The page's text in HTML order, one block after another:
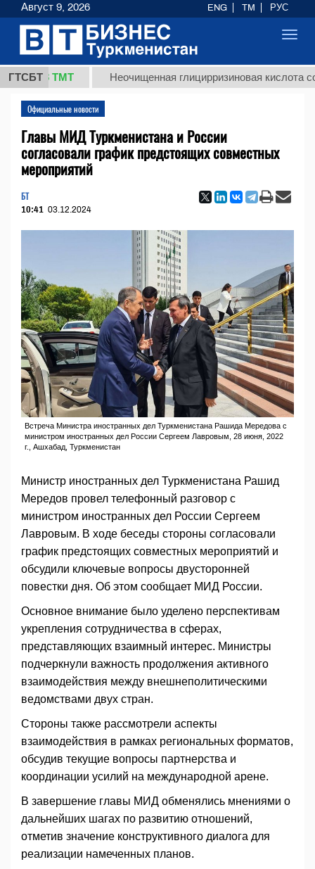
ГТСБТ
37,8 ТМТ Неочищенная глицирризиновая кислота
Официальные новости
Главы МИД Туркменистана и России
согласовали график предстоящих совместных
мероприятий
БТ
10:41 03.12.2024
Встреча Министра иностранных дел Туркменистана Рашида Мередова с
министром иностранных дел России Сергеем Лавровым, 28 июня, 2022
г., Ашхабад, Туркменистан
Министр иностранных дел Туркменистана Рашид
Мередов провел телефонный разговор с
министром иностранных дел России Сергеем
Лавровым. В ходе беседы стороны согласовали
график предстоящих совместных мероприятий и
обсудили ключевые вопросы двусторонней
повестки дня. Об этом сообщает МИД России.
Основное внимание было уделено перспективам
укрепления сотрудничества в сферах,
представляющих взаимный интерес. Министры
подчеркнули важность продолжения активного
взаимодействия между внешнеполитическими
ведомствами двух стран.
Стороны также рассмотрели аспекты
взаимодействия в рамках региональных форматов,
обсудив текущие вопросы партнерства и
координации усилий на международной арене.
В завершение главы МИД обменялись мнениями о
дальнейших шагах по развитию отношений,
отметив значение конструктивного диалога для
реализации намеченных планов.
Август 9, 2026 ENG TM РУС